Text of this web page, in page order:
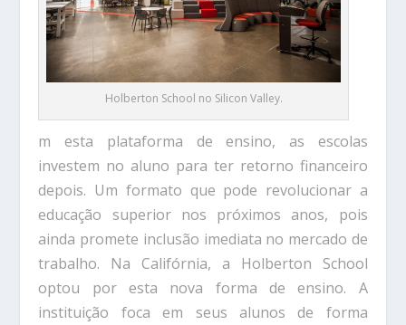
Holberton School no Silicon Valley.
m esta plataforma de ensino, as escolas
investem no aluno para ter retorno financeiro
depois. Um formato que pode revolucionar a
educação superior nos próximos anos, pois
ainda promete inclusão imediata no mercado de
trabalho. Na Califórnia, a Holberton School
optou por esta nova forma de ensino. A
instituição foca em seus alunos de forma